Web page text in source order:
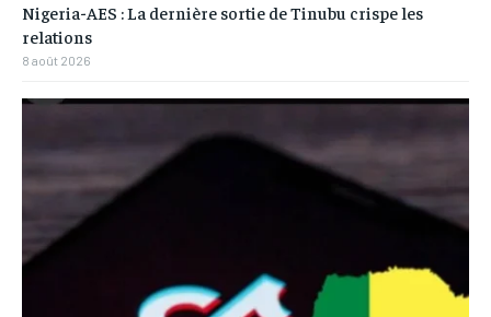
Nigeria-AES : La dernière sortie de Tinubu crispe les
relations
8 août 2026